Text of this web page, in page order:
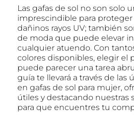
Las gafas de sol no son solo
imprescindible para proteger
dañinos rayos UV; también
de moda que puede elevar
cualquier atuendo. Con
colores disponibles, elegir el
puede parecer una tarea
guía te llevará a través de las
en gafas de sol para mujer,
útiles y destacando nuestras
para que encuentres tu